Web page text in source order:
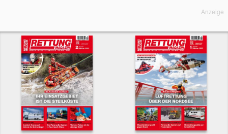
Anzeige